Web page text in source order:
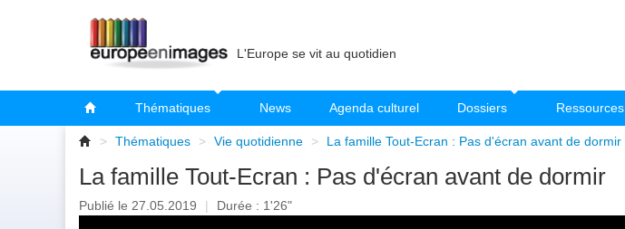
L'Europe se vit au quotidien
Thématiques News Agenda culturel Dossiers Ressources
> Thématiques > Vie quotidienne > La famille Tout-Ecran : Pas d'écran avant de dormir
La famille Tout-Ecran : Pas d'écran avant de dormir
Publié le 27.05.2019 | Durée : 1'26"